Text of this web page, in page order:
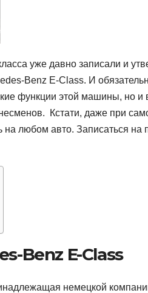
уже давно записали и
Benz E-Class. И
функции этой машины, но
Кстати, даже при
на любом авто. Записаться
Benz E-Class
немецкой